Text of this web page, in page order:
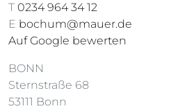
T 0234 964 34 12
E bochum@mauer.de
Auf Google bewerten
BONN
Sternstraße 68
53111 Bonn